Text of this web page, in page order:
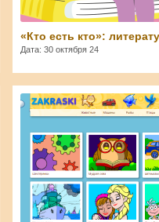
«Кто есть кто»:
Дата: 30 октября 24
Svetlana